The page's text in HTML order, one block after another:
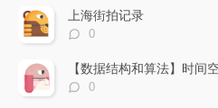
文
章
上海街拍记录
评
数：
0
【数据结构和算法】时间
评
0